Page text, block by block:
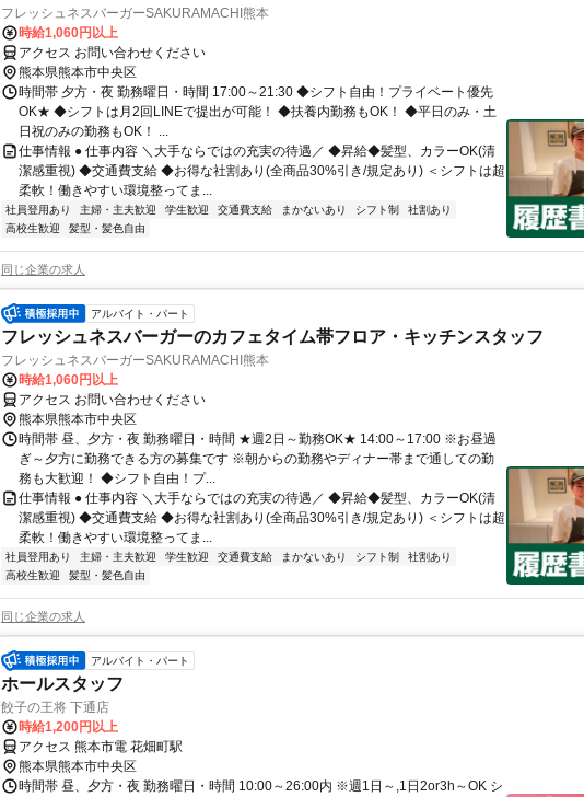
フレッシュネスバーガーSAKURAMACHI熊本
時給1,060円以上
アクセス お問い合わせください
熊本県熊本市中央区
時間帯 夕方・夜 勤務曜日・時間 17:00～21:30 ◆シフト自由！プライベート優先
OK★ ◆シフトは月2回LINEで提出が可能！ ◆扶養内勤務もOK！ ◆平日のみ・土
日祝のみの勤務もOK！ ...
仕事情報 ● 仕事内容 ＼大手ならではの充実の待遇／ ◆昇給◆髪型、カラーOK(清
潔感重視) ◆交通費支給 ◆お得な社割あり(全商品30%引き/規定あり) ＜シフトは超
柔軟！働きやすい環境整ってま...
社員登用あり 主婦・主夫歓迎 学生歓迎 交通費支給 まかないあり シフト制
社割あり
高校生歓迎
髪型・髪色自由
同じ企業の求人
アルバイト・パート
フレッシュネスバーガーのカフェタイム帯フロア・キッチンスタッフ
フレッシュネスバーガーSAKURAMACHI熊本
時給1,060円以上
アクセス お問い合わせください
熊本県熊本市中央区
時間帯 昼、夕方・夜 勤務曜日・時間 ★週2日～勤務OK★ 14:00～17:00 ※お昼過
ぎ～夕方に勤務できる方の募集です ※朝からの勤務やディナー帯まで通しての勤
務も大歓迎！ ◆シフト自由！プ...
仕事情報 ● 仕事内容 ＼大手ならではの充実の待遇／ ◆昇給◆髪型、カラーOK(清
潔感重視) ◆交通費支給 ◆お得な社割あり(全商品30%引き/規定あり) ＜シフトは超
柔軟！働きやすい環境整ってま...
社員登用あり 主婦・主夫歓迎 学生歓迎 交通費支給 まかないあり シフト制
社割あり
高校生歓迎
髪型・髪色自由
同じ企業の求人
アルバイト・パート
ホールスタッフ
餃子の王将 下通店
時給1,200円以上
アクセス 熊本市電 花畑町駅
熊本県熊本市中央区
時間帯 昼、夕方・夜 勤務曜日・時間 10:00～26:00内 ※週1日～,1日2or3h～OK シ